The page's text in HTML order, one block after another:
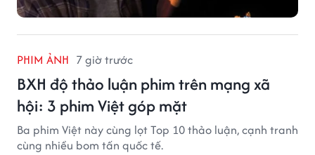
PHIM ẢNH 7 giờ trước
BXH độ thảo luận phim trên mạng xã
hội: 3 phim Việt góp mặt
Ba phim Việt này cùng lọt Top 10 thảo luận, cạnh tranh
cùng nhiều bom tấn quốc tế.